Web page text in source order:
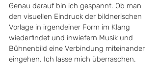
Genau darauf bin ich gespannt. Ob man
den visuellen Eindruck der bildnerischen
Vorlage in irgendeiner Form im Klang
wiederfindet und inwiefern Musik und
Bühnenbild eine Verbindung miteinander
eingehen. Ich lasse mich überraschen.